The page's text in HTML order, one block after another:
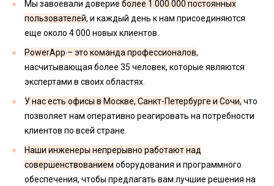
Мы завоевали доверие более 1 000 000 постоянных
пользователей, и каждый день к нам присоединяются
еще около 4 000 новых клиентов.
PowerApp – это команда профессионалов,
насчитывающая более 35 человек, которые являются
экспертами в своих областях.
У нас есть офисы в Москве, Санкт-Петербурге и Сочи, что
позволяет нам оперативно реагировать на потребности
клиентов по всей стране.
Наши инженеры непрерывно работают над
совершенствованием оборудования и программного
обеспечения, чтобы предлагать вам лучшие решения на